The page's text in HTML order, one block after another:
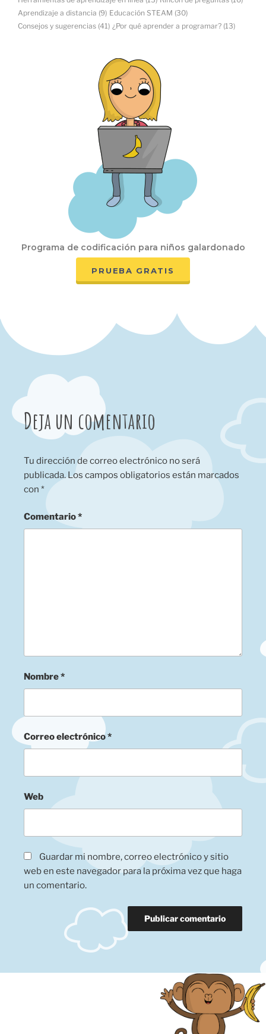
Aprendizaje a distancia (9) Educación STEAM (30)
Consejos y sugerencias (41) ¿Por qué aprender a programar? (13)
Programa de codificación para niños galardonado
PRUEBA GRATIS
Deja un comentario
Tu dirección de correo electrónico no será
publicada. Los campos obligatorios están marcados
con *
Comentario*
Nombre*
Correo electrónico*
Web
Guardar mi nombre, correo electrónico y sitio
web en este navegador para la próxima vez que haga
un comentario.